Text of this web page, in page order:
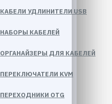
КАБЕЛИ УДЛИНИТЕЛИ USB
НАБОРЫ КАБЕЛЕЙ
ОРГАНАЙЗЕРЫ ДЛЯ КАБЕЛЕЙ
ПЕРЕКЛЮЧАТЕЛИ KVM
ПЕРЕХОДНИКИ OTG